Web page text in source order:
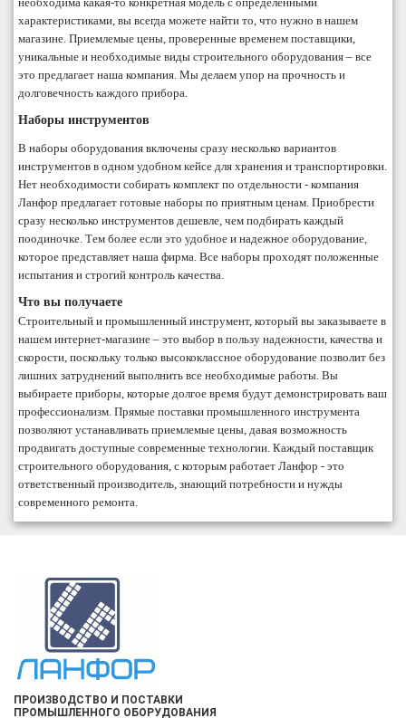
характеристиками, вы всегда можете найти то, что нужно в нашем
магазине. Приемлемые цены, проверенные временем поставщики,
уникальные и необходимые виды строительного оборудования – все
это предлагает наша компания. Мы делаем упор на прочность и
долговечность каждого прибора.
Наборы инструментов
В наборы оборудования включены сразу несколько вариантов
инструментов в одном удобном кейсе для хранения и транспортировки.
Нет необходимости собирать комплект по отдельности - компания
Ланфор предлагает готовые наборы по приятным ценам. Приобрести
сразу несколько инструментов дешевле, чем подбирать каждый
поодиночке. Тем более если это удобное и надежное оборудование,
которое представляет наша фирма. Все наборы проходят положенные
испытания и строгий контроль качества.
Что вы получаете
Строительный и промышленный инструмент, который вы заказываете в
нашем интернет-магазине – это выбор в пользу надежности, качества и
скорости, поскольку только высококлассное оборудование позволит без
лишних затруднений выполнить все необходимые работы. Вы
выбираете приборы, которые долгое время будут демонстрировать ваш
профессионализм. Прямые поставки промышленного инструмента
позволяют устанавливать приемлемые цены, давая возможность
продвигать доступные современные технологии. Каждый поставщик
строительного оборудования, с которым работает Ланфор - это
ответственный производитель, знающий потребности и нужды
современного ремонта.
ПРОИЗВОДСТВО И ПОСТАВКИ
ПРОМЫШЛЕННОГО ОБОРУДОВАНИЯ